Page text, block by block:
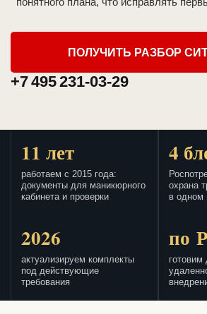
ПОЛУЧИТЬ РАЗБОР
+7 495 231-03-29
11 лет
работаем с 2015 года:
документы для маникюрного
кабинета и проверки
4
охрана
в одном
2026
актуализируем комплекты
под действующие
требования
по
готовим